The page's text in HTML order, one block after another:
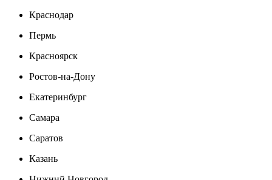
Краснодар
Пермь
Красноярск
Ростов-на-Дону
Екатеринбург
Самара
Саратов
Казань